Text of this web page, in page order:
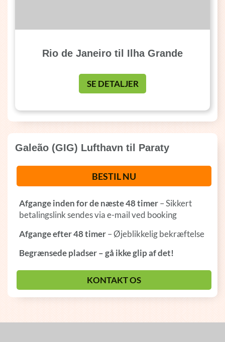
Rio de Janeiro til Ilha Grande
SE DETALJER
Galeão (GIG) Lufthavn til Paraty
BESTIL NU
Afgange inden for de næste 48 timer– Sikkert
betalingslink sendes via e-mail ved booking
Afgange efter 48 timer– Øjeblikkelig bekræftelse
Begrænsede pladser – gå ikke glip af det!
KONTAKT OS